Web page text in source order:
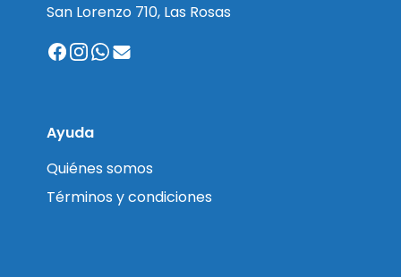
San Lorenzo 710, Las Rosas
Ayuda
Quiénes somos
Términos y condiciones